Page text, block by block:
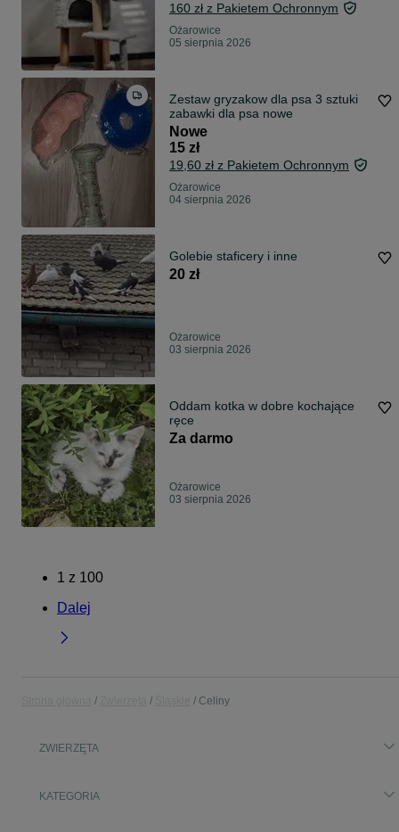
160 zł z Pakietem Ochronnym
Ożarowice
05 sierpnia 2026
Zestaw gryzakow dla psa 3 sztuki
zabawki dla psa nowe
Nowe
15 zł
19,60 zł z Pakietem Ochronnym
Ożarowice
04 sierpnia 2026
Golebie staficery i inne
20 zł
Ożarowice
03 sierpnia 2026
Oddam kotka w dobre kochające
ręce
Za darmo
Ożarowice
03 sierpnia 2026
1 z 100
Dalej
Celiny
ZWIERZĘTA
KATEGORIA